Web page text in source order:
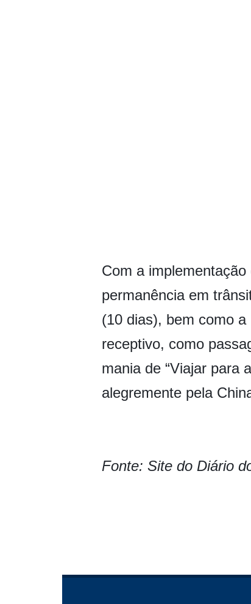
Com a
permanência em
(10 dias), bem como
receptivo, como
mania de “Viajar para
alegremente pela
Fonte: Site do Diário